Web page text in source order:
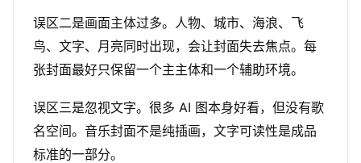
误区二是画面主体过多。人物、城市、海浪、飞
鸟、文字、月亮同时出现，会让封面失去焦点。每
张封面最好只保留一个主主体和一个辅助环境。
误区三是忽视文字。很多 AI 图本身好看，但没有歌
名空间。音乐封面不是纯插画，文字可读性是成品
标准的一部分。